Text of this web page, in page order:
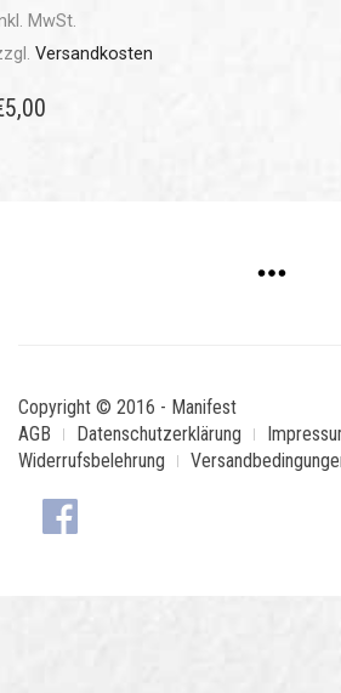
MwSt.
Versandkosten
5,00
Copyright © 2016 - Manifest
AGB
Datenschutzerklärung
Widerrufsbelehrung